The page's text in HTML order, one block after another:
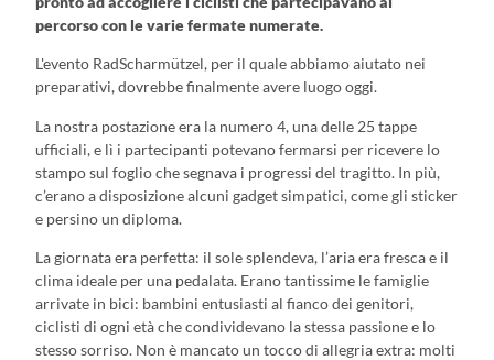
percorso con le varie fermate numerate.
L'evento RadScharmützel, per il quale abbiamo aiutato nei
preparativi, dovrebbe finalmente avere luogo oggi.
La nostra postazione era la numero 4, una delle 25 tappe
ufficiali, e lì i partecipanti potevano fermarsi per ricevere lo
stampo sul foglio che segnava i progressi del tragitto. In più,
c’erano a disposizione alcuni gadget simpatici, come gli sticker
e persino un diploma.
La giornata era perfetta: il sole splendeva, l’aria era fresca e il
clima ideale per una pedalata. Erano tantissime le famiglie
arrivate in bici: bambini entusiasti al fianco dei genitori,
ciclisti di ogni età che condividevano la stessa passione e lo
stesso sorriso. Non è mancato un tocco di allegria extra: molti